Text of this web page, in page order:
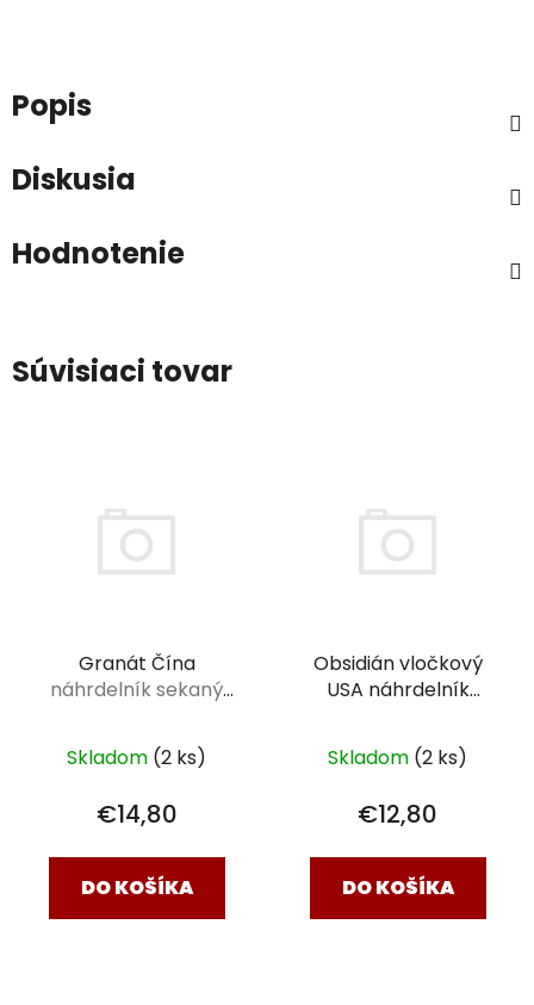
Popis
Diskusia
Hodnotenie
Súvisiaci tovar
Granát Čína
náhrdelník sekaný
Skladom (2 ks)
€14,80
DO KOŠÍKA
Obsidián vločkový
USA náhrdelník
Skladom (2 ks)
€12,80
DO KOŠÍKA